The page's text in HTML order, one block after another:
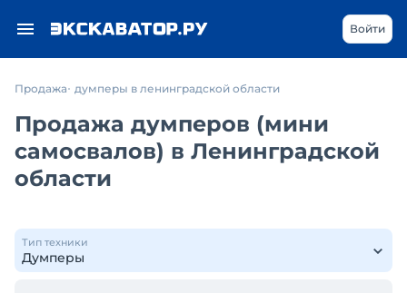
Войти
Продажа думперы в ленинградской области
Продажа думперов (мини
самосвалов) в Ленинградской
области
Тип техники